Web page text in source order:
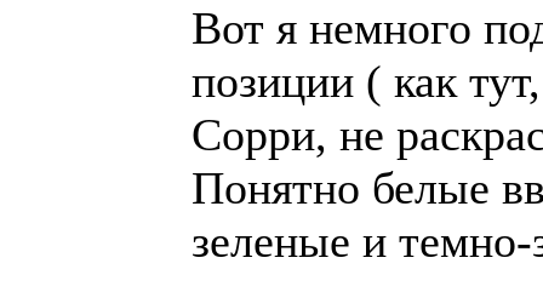
Вот я немного
позиции ( как
Сорри, не
Понятно белые
зеленые и темно-